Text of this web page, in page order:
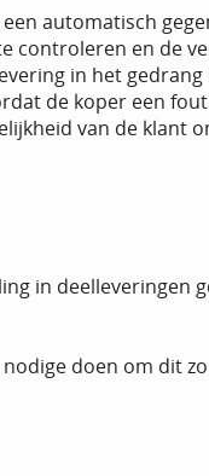
automatisch
controleren en de
in het
de koper een
van de klant
in deelleveringen
doen om dit